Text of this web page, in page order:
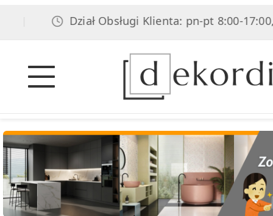
Dział Obsługi Klienta: pn-pt 8:00-17:00, sob